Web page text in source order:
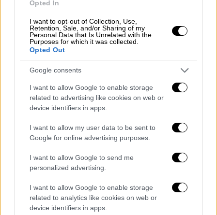
Opted In
I want to opt-out of Collection, Use,
Retention, Sale, and/or Sharing of my
Personal Data that Is Unrelated with the
Purposes for which it was collected.
Opted Out
Google consents
I want to allow Google to enable storage
related to advertising like cookies on web or
device identifiers in apps.
I want to allow my user data to be sent to
Google for online advertising purposes.
I want to allow Google to send me
personalized advertising.
I want to allow Google to enable storage
related to analytics like cookies on web or
device identifiers in apps.
Μια ιστορία που λειτουργεί σε πολλά
Οι παραγωγοί και οι συντελεστές ήταν
ενθουσιασμένοι για να συστήσουν την
αγαπημένη,ανατριχιαστική, μυστηριώδη
πρώτη ταινία μίλησε στην καρδιά όχι μόνο
των νέων θεατών, αλλά και των